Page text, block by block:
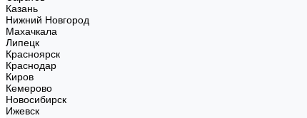
Казань
Нижний Новгород
Махачкала
Липецк
Красноярск
Краснодар
Киров
Кемерово
Новосибирск
Ижевск